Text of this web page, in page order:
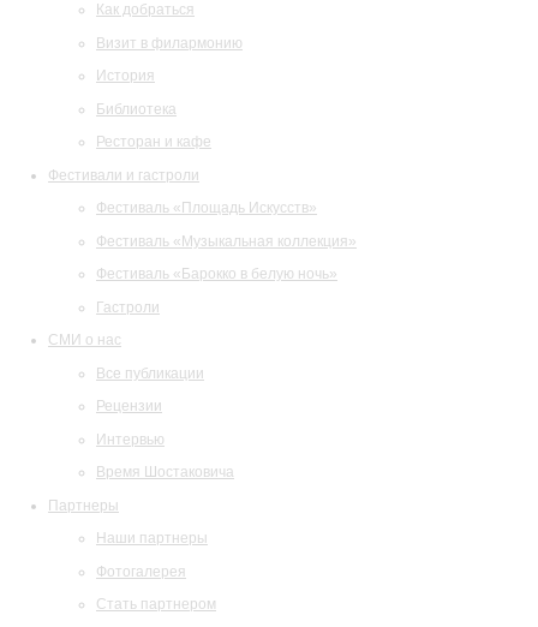
Как добраться
Визит в филармонию
История
Библиотека
Ресторан и кафе
Фестивали и гастроли
Фестиваль «Площадь Искусств»
Фестиваль «Музыкальная коллекция»
Фестиваль «Барокко в белую ночь»
Гастроли
СМИ о нас
Все публикации
Рецензии
Интервью
Время Шостаковича
Партнеры
Наши партнеры
Фотогалерея
Стать партнером